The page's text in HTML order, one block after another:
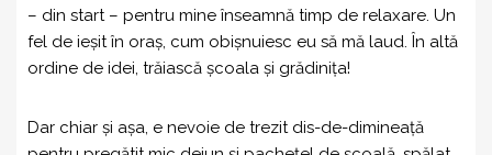
– din start – pentru mine înseamnă timp de relaxare. Un
fel de ieșit în oraș, cum obișnuiesc eu să mă laud. În altă
ordine de idei, trăiască școala și grădinița!
Dar chiar și așa, e nevoie de trezit dis-de-dimineață